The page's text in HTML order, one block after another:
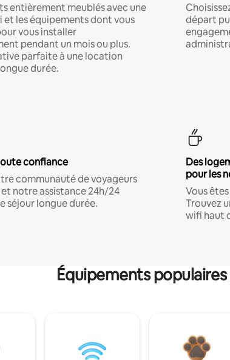
entièrement meublés avec une
et les équipements dont vous
vous installer
pendant un mois ou plus.
parfaite à une location
durée.
départ
confiance
communauté de voyageurs
notre assistance 24h/24
séjour longue durée.
Des
pour les
Vous
Trouvez
wifi haut
Équipements